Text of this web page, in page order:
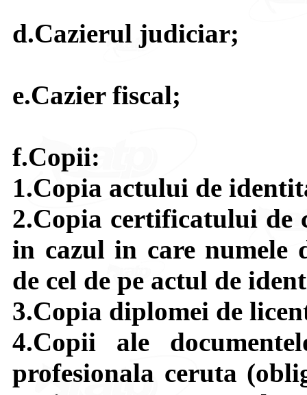
d.Cazierul judiciar;
e.Cazier fiscal;
f.Copii:
1.Copia actului de
2.Copia certificatului de
in cazul in care numele
de cel de pe actul de
3.Copia diplomei de
4.Copii ale
profesionala ceruta